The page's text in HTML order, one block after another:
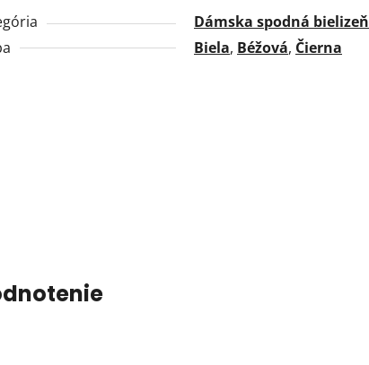
Dámska spodná bielizeň
Biela, Béžová, Čierna